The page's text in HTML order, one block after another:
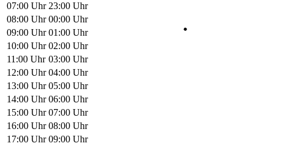
07:00 Uhr 23:00 Uhr
08:00 Uhr 00:00 Uhr
09:00 Uhr 01:00 Uhr
10:00 Uhr 02:00 Uhr
11:00 Uhr 03:00 Uhr
12:00 Uhr 04:00 Uhr
13:00 Uhr 05:00 Uhr
14:00 Uhr 06:00 Uhr
15:00 Uhr 07:00 Uhr
16:00 Uhr 08:00 Uhr
17:00 Uhr 09:00 Uhr